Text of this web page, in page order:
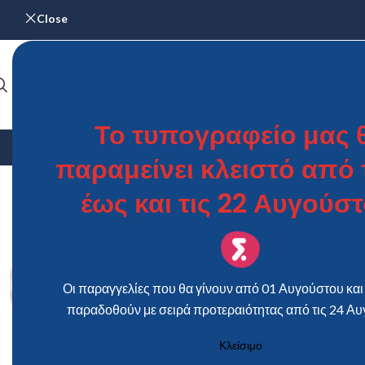
Close
Το τυπογραφείο μας
παραμείνει κλειστό από
έως και τις 22
Οι παραγγελίες που θα γίνουν από 01 Αυγούστου και
παραδοθούν με σειρά προτεραιότητας από τις 24
Κλείσιμο
ΑΡΧΙΚΉ ΓΆΜΟΣ & ΒΆΠΤΙΣΗΗΜΕΡΟΛΌΓΙΑΜΕΝΟΎ –